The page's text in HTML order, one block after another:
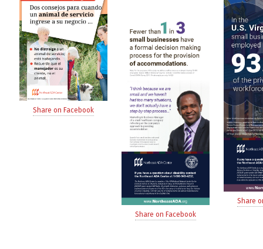
Share on Facebook
Share on Facebook
Share